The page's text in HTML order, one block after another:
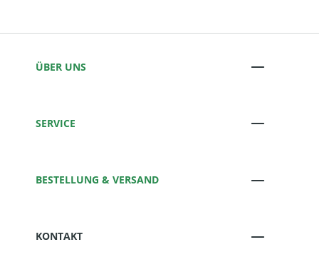
ÜBER UNS
SERVICE
BESTELLUNG & VERSAND
KONTAKT